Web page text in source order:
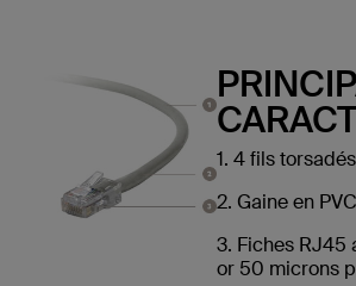
1. 4 fils
2. Gaine en
3. Fiches RJ45
or 50 microns